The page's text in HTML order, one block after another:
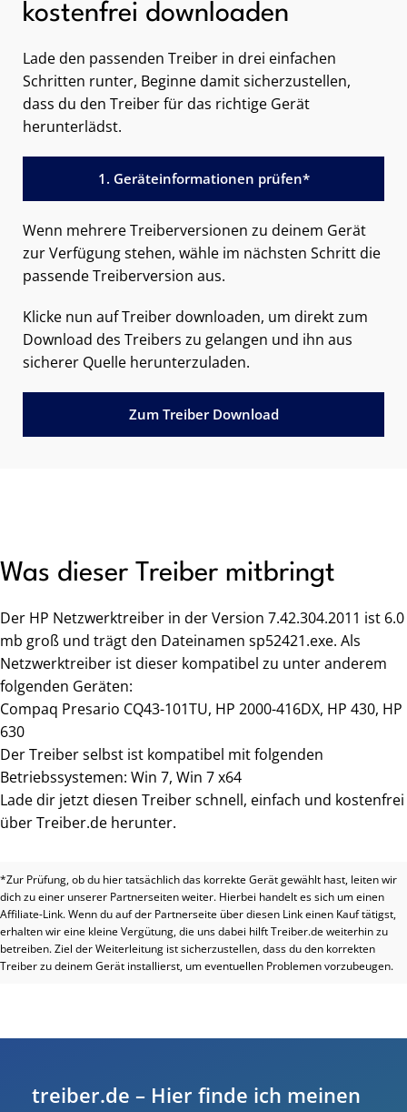
kostenfrei downloaden
Lade den passenden Treiber in drei einfachen
Schritten runter, Beginne damit sicherzustellen,
dass du den Treiber für das richtige Gerät
herunterlädst.
1. Geräteinformationen prüfen*
Wenn mehrere Treiberversionen zu deinem Gerät
zur Verfügung stehen, wähle im nächsten Schritt die
passende Treiberversion aus.
Klicke nun auf Treiber downloaden, um direkt zum
Download des Treibers zu gelangen und ihn aus
sicherer Quelle herunterzuladen.
Zum Treiber Download
Was dieser Treiber mitbringt
Der HP Netzwerktreiber in der Version 7.42.304.2011 ist 6.0
mb groß und trägt den Dateinamen sp52421.exe. Als
Netzwerktreiber ist dieser kompatibel zu unter anderem
folgenden Geräten:
Compaq Presario CQ43-101TU, HP 2000-416DX, HP 430, HP
630
Der Treiber selbst ist kompatibel mit folgenden
Betriebssystemen: Win 7, Win 7 x64
Lade dir jetzt diesen Treiber schnell, einfach und kostenfrei
über Treiber.de herunter.
*Zur Prüfung, ob du hier tatsächlich das korrekte Gerät gewählt hast, leiten wir
dich zu einer unserer Partnerseiten weiter. Hierbei handelt es sich um einen
Affiliate-Link. Wenn du auf der Partnerseite über diesen Link einen Kauf tätigst,
erhalten wir eine kleine Vergütung, die uns dabei hilft Treiber.de weiterhin zu
betreiben. Ziel der Weiterleitung ist sicherzustellen, dass du den korrekten
Treiber zu deinem Gerät installierst, um eventuellen Problemen vorzubeugen.
treiber.de – Hier finde ich meinen